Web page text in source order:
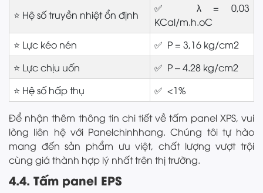
⭐ Hệ số truyền nhiệt ổn định
✅ λ = 0,03
KCal/m.h.oC
⭐ Lực kéo nén
✅ P = 3,16 kg/cm2
⭐ Lực chịu uốn
✅ P – 4.28 kg/cm2
⭐ Hệ số hấp thụ
✅ <1%
Để nhận thêm thông tin chi tiết về tấm panel XPS, vui
lòng liên hệ với Panelchinhhang. Chúng tôi tự hào
mang đến sản phẩm ưu việt, chất lượng vượt trội
cùng giá thành hợp lý nhất trên thị trường.
4.4. Tấm panel EPS